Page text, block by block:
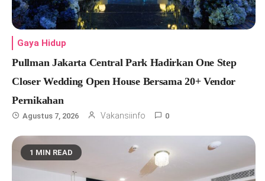
Gaya Hidup
Pullman Jakarta Central Park Hadirkan One Step
Closer Wedding Open House Bersama 20+ Vendor
Pernikahan
Agustus 7, 2026 Vakansiinfo 0
1 MIN READ